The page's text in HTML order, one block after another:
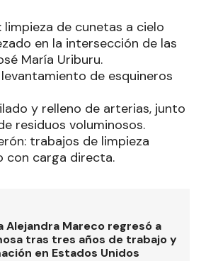
limpieza de cunetas a cielo
en la intersección de las
María Uriburu.
levantamiento de esquineros
y relleno de arterias, junto
residuos voluminosos.
trabajos de limpieza
con carga directa.
Alejandra Mareco regresó a
tras tres años de trabajo y
en Estados Unidos